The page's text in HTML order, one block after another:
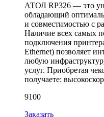
АТОЛ RP326 — это
обладающий
и совместимостью с
Наличие всех самых
подключения
Ethernet) позволяет
любую
услуг. Приобретая
получаете:
9100
Заказать